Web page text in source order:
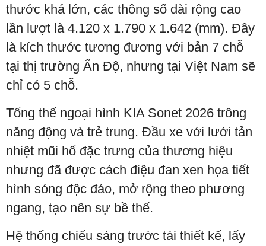
thước khá lớn, các thông số dài rộng cao
lần lượt là 4.120 x 1.790 x 1.642 (mm). Đây
là kích thước tương đương với bản 7 chỗ
tại thị trường Ấn Độ, nhưng tại Việt Nam sẽ
chỉ có 5 chỗ.
Tổng thể ngoại hình KIA Sonet 2026 trông
năng động và trẻ trung. Đầu xe với lưới tản
nhiệt mũi hổ đặc trưng của thương hiệu
nhưng đã được cách điệu đan xen họa tiết
hình sóng độc đáo, mở rộng theo phương
ngang, tạo nên sự bề thế.
Hệ thống chiếu sáng trước tái thiết kế, lấy